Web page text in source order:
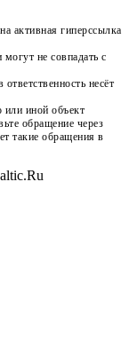
активная гиперссылка
не совпадать с
несёт
или иной объект
обращение через
такие обращения в